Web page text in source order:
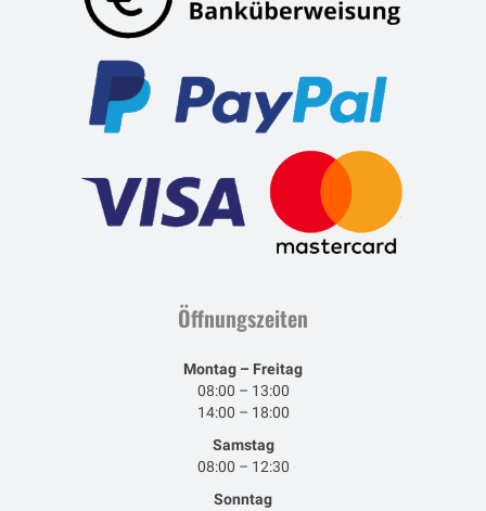
Öffnungszeiten
Montag – Freitag
08:00 – 13:00
14:00 – 18:00
Samstag
08:00 – 12:30
Sonntag